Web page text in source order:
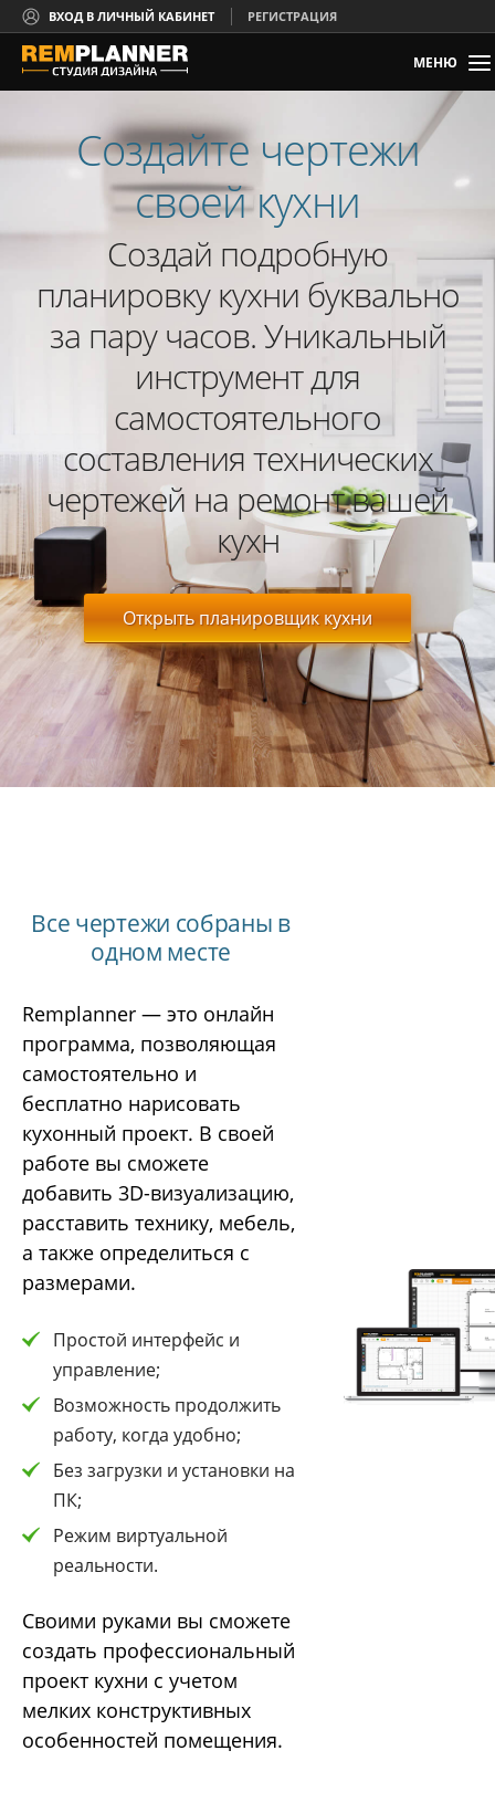
ВХОД В ЛИЧНЫЙ КАБИНЕТ РЕГИСТРАЦИЯ
МЕНЮ
Создайте чертежи
своей кухни
Создай подробную
планировку кухни буквально
за пару часов. Уникальный
инструмент для
самостоятельного
составления технических
чертежей на ремонт вашей
кухн
Открыть планировщик кухни
Все чертежи собраны в
одном месте
Remplanner — это онлайн
программа, позволяющая
самостоятельно и
бесплатно нарисовать
кухонный проект. В своей
работе вы сможете
добавить 3D-визуализацию,
расставить технику, мебель,
а также определиться с
размерами.
Простой интерфейс и
управление;
Возможность продолжить
работу, когда удобно;
Без загрузки и установки на
ПК;
Режим виртуальной
реальности.
Своими руками вы сможете
создать профессиональный
проект кухни с учетом
мелких конструктивных
особенностей помещения.